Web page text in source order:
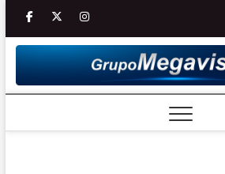
Saltar
contenido
facebooktwitter
Youtube
instagram